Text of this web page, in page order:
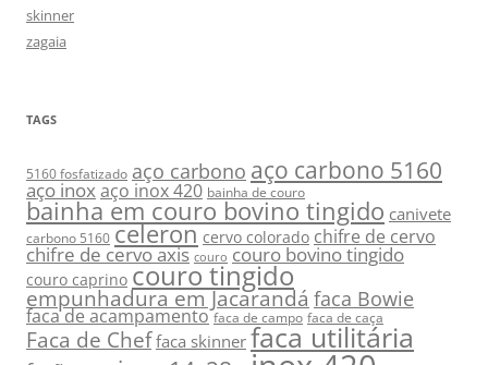
skinner
zagaia
TAGS
5160 fosfatizado aço carbono aço carbono 5160
aço inoxaço inox 420 bainha de couro
bainha em couro bovino tingido canivete
carbono 5160 celeron cervo colorado chifre de cervo
chifre de cervo axis couro couro bovino tingido
couro caprino couro tingido
empunhadura em Jacarandá faca Bowie
faca de acampamento faca de campo faca de caça
Faca de Chef faca skinner faca utilitária